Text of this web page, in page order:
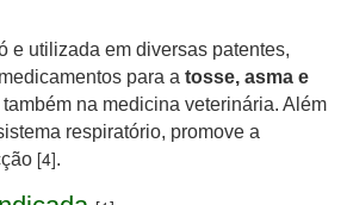
e utilizada em diversas patentes,
para a tosse, asma e
também na medicina veterinária. Além
respiratório, promove a
[4].